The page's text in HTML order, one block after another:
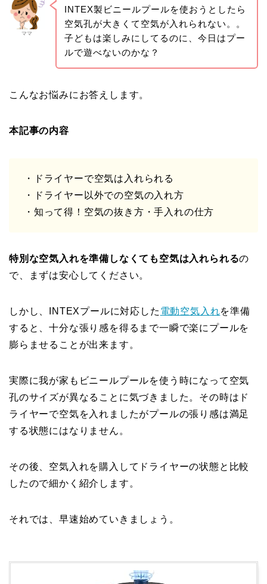
ママ
INTEX製ビニールプールを使おうとしたら
空気孔が大きくて空気が入れられない。。
子どもは楽しみにしてるのに、今日はプー
ルで遊べないのかな？
こんなお悩みにお答えします。
本記事の内容
・ドライヤーで空気は入れられる
・ドライヤー以外での空気の入れ方
・知って得！空気の抜き方・手入れの仕方
特別な空気入れを準備しなくても空気は入れられるの
で、まずは安心してください。
しかし、INTEXプールに対応した 電動空気入れを準備
すると、十分な張り感を得るまで一瞬で楽にプールを
膨らませることが出来ます。
実際に我が家もビニールプールを使う時になって空気
孔のサイズが異なることに気づきました。その時はド
ライヤーで空気を入れましたがプールの張り感は満足
する状態にはなりません。
その後、空気入れを購入してドライヤーの状態と比較
したので細かく紹介します。
それでは、早速始めていきましょう。